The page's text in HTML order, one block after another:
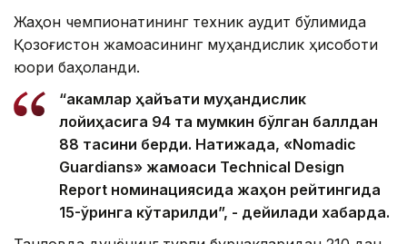
Жаҳон чемпионатининг техник аудит бўлимида
Қозоғистон жамоасининг муҳандислик ҳисоботи
юқори баҳоланди.
“Ҳакамлар ҳайъати муҳандислик
лойиҳасига 94 та мумкин бўлган баллдан
88 тасини берди. Натижада, «Nomadic
Guardians» жамоаси Technical Design
Report номинациясида жаҳон рейтингида
15-ўринга кўтарилди”, - дейилади хабарда.